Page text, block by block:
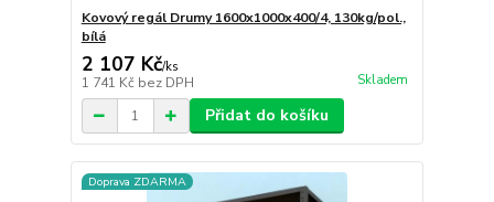
Kovový regál Drumy 1600x1000x400/4, 130kg/pol.,
bílá
2 107 Kč/ks
1 741 Kč bez DPH Skladem
Přidat do košíku
Doprava ZDARMA